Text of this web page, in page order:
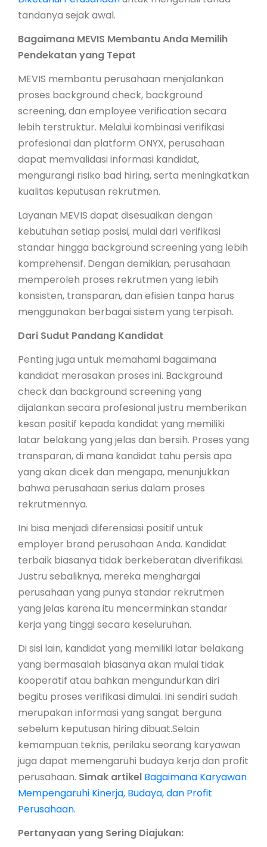
tandanya sejak awal.
Bagaimana MEVIS Membantu Anda Memilih
Pendekatan yang Tepat
MEVIS membantu perusahaan menjalankan
proses background check, background
screening, dan employee verification secara
lebih terstruktur. Melalui kombinasi verifikasi
profesional dan platform ONYX, perusahaan
dapat memvalidasi informasi kandidat,
mengurangi risiko bad hiring, serta meningkatkan
kualitas keputusan rekrutmen.
Layanan MEVIS dapat disesuaikan dengan
kebutuhan setiap posisi, mulai dari verifikasi
standar hingga background screening yang lebih
komprehensif. Dengan demikian, perusahaan
memperoleh proses rekrutmen yang lebih
konsisten, transparan, dan efisien tanpa harus
menggunakan berbagai sistem yang terpisah.
Dari Sudut Pandang Kandidat
Penting juga untuk memahami bagaimana
kandidat merasakan proses ini. Background
check dan background screening yang
dijalankan secara profesional justru memberikan
kesan positif kepada kandidat yang memiliki
latar belakang yang jelas dan bersih. Proses yang
transparan, di mana kandidat tahu persis apa
yang akan dicek dan mengapa, menunjukkan
bahwa perusahaan serius dalam proses
rekrutmennya.
Ini bisa menjadi diferensiasi positif untuk
employer brand perusahaan Anda. Kandidat
terbaik biasanya tidak berkeberatan diverifikasi.
Justru sebaliknya, mereka menghargai
perusahaan yang punya standar rekrutmen
yang jelas karena itu mencerminkan standar
kerja yang tinggi secara keseluruhan.
Di sisi lain, kandidat yang memiliki latar belakang
yang bermasalah biasanya akan mulai tidak
kooperatif atau bahkan mengundurkan diri
begitu proses verifikasi dimulai. Ini sendiri sudah
merupakan informasi yang sangat berguna
sebelum keputusan hiring dibuat.Selain
kemampuan teknis, perilaku seorang karyawan
juga dapat memengaruhi budaya kerja dan profit
perusahaan. Simak artikel Bagaimana Karyawan
Mempengaruhi Kinerja, Budaya, dan Profit
Perusahaan.
Pertanyaan yang Sering Diajukan: